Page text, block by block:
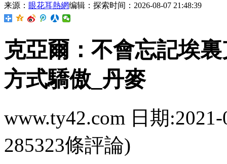
来源： 眼花耳熱網编辑：探索时间：2026-08-07 21:48:39
克亞爾：不會忘記
方式驕傲_丹麥
www.ty42.com 日期
285323條評論)